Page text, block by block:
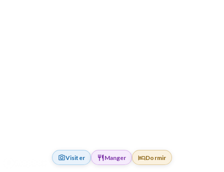
Visiter Manger Dormir